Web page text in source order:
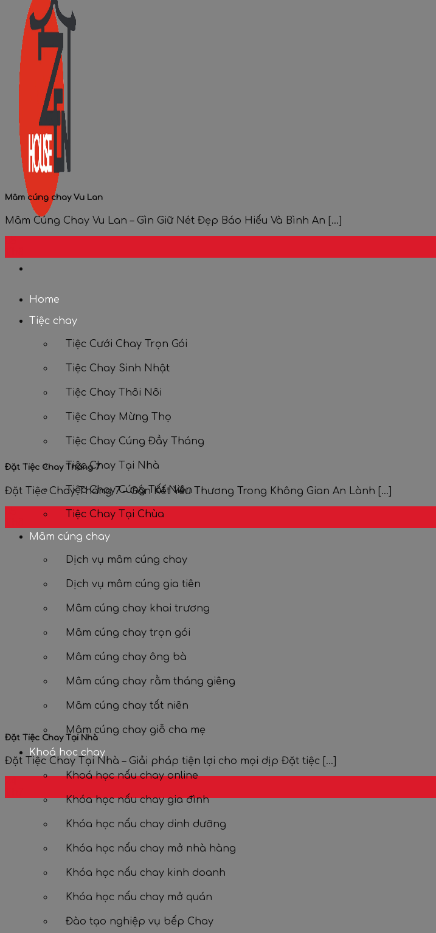
Home
Tiệc chay
Tiệc Cưới Chay Trọn Gói
Tiệc Chay Sinh Nhật
Tiệc Chay Thôi Nôi
Tiệc Chay Mừng Thọ
Tiệc Chay Cúng Đầy Tháng
Tiệc Chay Tại Nhà
Tiệc Chay Cúng Tất Niên
Tiệc Chay Tại Chùa
Mâm cúng chay
Dịch vụ mâm cúng chay
Dịch vụ mâm cúng gia tiên
Mâm cúng chay khai trương
Mâm cúng chay trọn gói
Mâm cúng chay ông bà
Mâm cúng chay rằm tháng giêng
Mâm cúng chay tất niên
Mâm cúng chay giỗ cha mẹ
Khoá học chay
Khoá học nấu chay online
Khóa học nấu chay gia đình
Khóa học nấu chay dinh dưỡng
Khóa học nấu chay mở nhà hàng
Khóa học nấu chay kinh doanh
Khóa học nấu chay mở quán
Đào tạo nghiệp vụ bếp Chay
Mâm cúng chay Vu Lan
Mâm Cúng Chay Vu Lan – Gìn Giữ Nét Đẹp Báo Hiếu Và Bình An [...]
Đặt Tiệc Chay Tháng 7
Đặt Tiệc Chay Tháng 7 – Gắn Kết Yêu Thương Trong Không Gian An Lành [...]
Đặt Tiệc Chay Tại Nhà
Đặt Tiệc Chay Tại Nhà – Giải pháp tiện lợi cho mọi dịp Đặt tiệc [...]